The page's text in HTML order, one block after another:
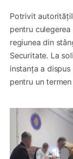
Potrivit
pentru
regiunea din
Securitate. La
instanța a
pentru un